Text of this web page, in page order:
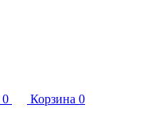
0 Корзина 0